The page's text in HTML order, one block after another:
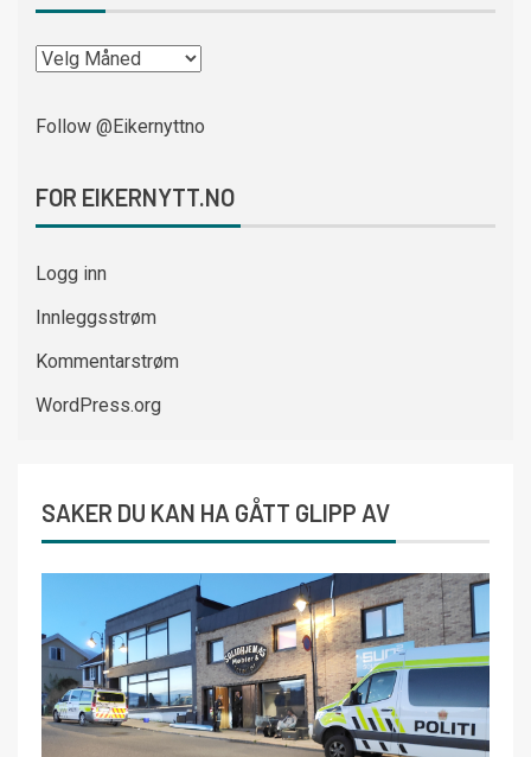
Follow @Eikernyttno
FOR EIKERNYTT.NO
Logg inn
Innleggsstrøm
Kommentarstrøm
WordPress.org
SAKER DU KAN HA GÅTT GLIPP AV